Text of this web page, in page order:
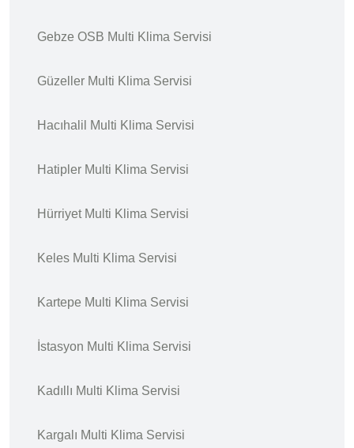
Gebze OSB Multi Klima Servisi
Güzeller Multi Klima Servisi
Hacıhalil Multi Klima Servisi
Hatipler Multi Klima Servisi
Hürriyet Multi Klima Servisi
Keles Multi Klima Servisi
Kartepe Multi Klima Servisi
İstasyon Multi Klima Servisi
Kadıllı Multi Klima Servisi
Kargalı Multi Klima Servisi